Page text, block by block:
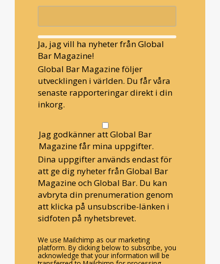
Ja, jag vill ha nyheter från Global
Bar Magazine!
Global Bar Magazine följer
utvecklingen i världen. Du får våra
senaste rapporteringar direkt i din
inkorg.
Jag godkänner att Global Bar
Magazine får mina uppgifter.
Dina uppgifter används endast för
att ge dig nyheter från Global Bar
Magazine och Global Bar. Du kan
avbryta din prenumeration genom
att klicka på unsubscribe-länken i
sidfoten på nyhetsbrevet.
We use Mailchimp as our marketing
platform. By clicking below to subscribe, you
acknowledge that your information will be